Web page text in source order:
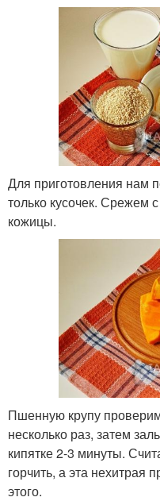
Для приготовления нам
только кусочек. Срежем
кожицы.
Пшенную крупу
несколько раз, затем
кипятке 2-3 минуты.
горчить, а эта нехитрая
этого.